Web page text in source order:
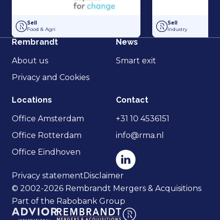
Hakvoort and Nobel Capital Partners have entered into a strategic
Sell
Food & Agri
Management Buy-
Sell
Industry
Rembrandt
About us
Privacy and Cookies
News
Smart exit
Locations
Office Amsterdam
Office Rotterdam
Office Eindhoven
Contact
+31 10 4536151
info@rma.nl
Privacy statementDisclaimer
© 2002-2026 Rembrandt Mergers & Acquisitions
Part of the Rabobank Group